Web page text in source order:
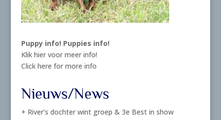
Puppy info! Puppies info!
Klik hier voor meer info!
Click here for more info
Nieuws/News
+ River’s dochter wint groep & 3e Best in show